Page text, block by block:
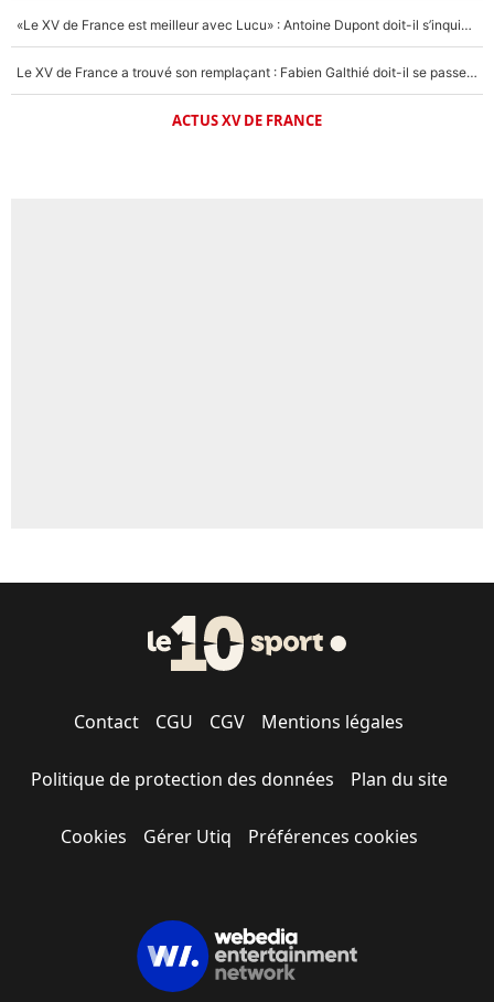
«Le XV de France est meilleur avec Lucu» : Antoine Dupont doit-il s’inquiéter pour sa place ?
Le XV de France a trouvé son remplaçant : Fabien Galthié doit-il se passer d'Antoine Dupont ?
ACTUS XV DE FRANCE
Contact CGU CGV Mentions légales
Politique de protection des données Plan du site
Cookies Gérer Utiq Préférences cookies